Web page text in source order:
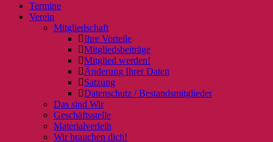
Termine
Verein
Mitgliedschaft
Ihre Vorteile
Mitgliedsbeiträge
Mitglied werden!
Änderung Ihrer Daten
Satzung
Datenschutz / Bestandsmitglieder
Das sind Wir
Geschäftsstelle
Materialverleih
Wir brauchen dich!